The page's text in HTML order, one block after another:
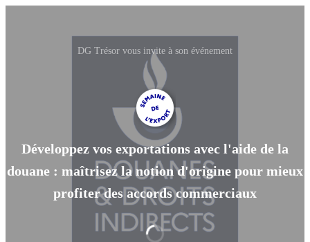
DG Trésor vous invite à son événement
Développez vos exportations avec l'aide de la
douane : maîtrisez la notion d'origine pour mieux
profiter des accords commerciaux